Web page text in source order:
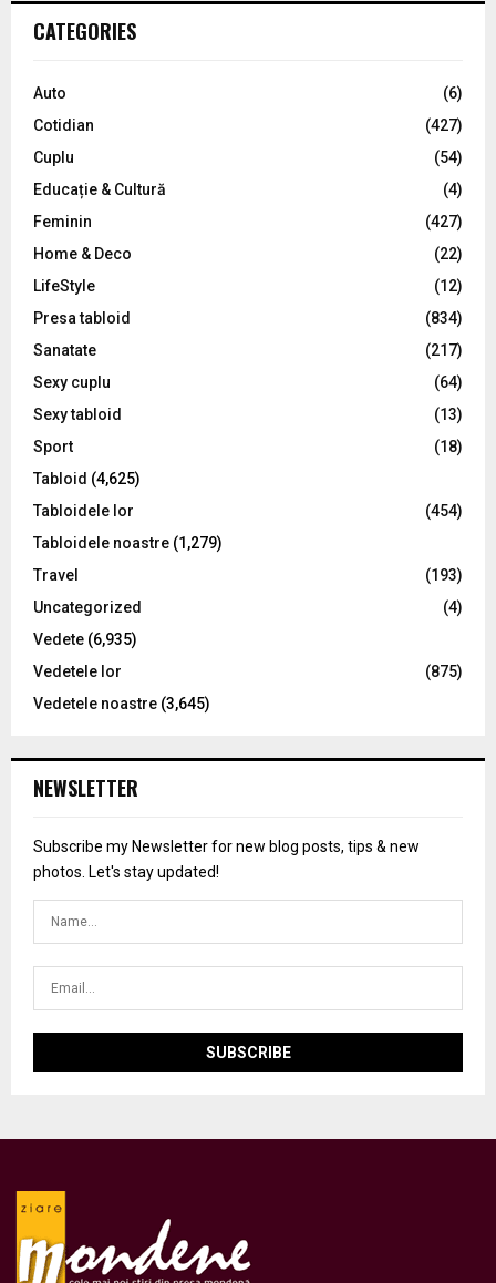
h
o
:
C
CATEGORIES
Auto
(6)
Cotidian
(427)
Cuplu
(54)
Educație & Cultură
(4)
Feminin
(427)
Home & Deco
(22)
LifeStyle
(12)
Presa tabloid
(834)
Sanatate
(217)
Sexy cuplu
(64)
Sexy tabloid
(13)
Sport
(18)
Tabloid (4,625)
Tabloidele lor
(454)
Tabloidele noastre (1,279)
Travel
(193)
Uncategorized
(4)
Vedete (6,935)
Vedetele lor
(875)
Vedetele noastre (3,645)
NEWSLETTER
Subscribe my Newsletter for new blog posts, tips & new
photos. Let's stay updated!